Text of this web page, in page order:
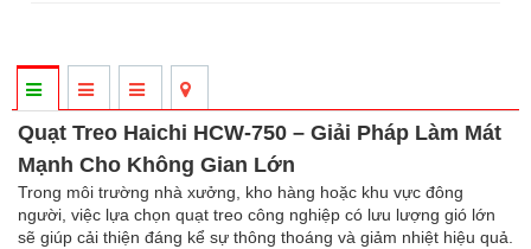
Quạt Treo Haichi HCW-750 – Giải Pháp Làm Mát
Mạnh Cho Không Gian Lớn
Trong môi trường nhà xưởng, kho hàng hoặc khu vực đông
người, việc lựa chọn quạt treo công nghiệp có lưu lượng gió lớn
sẽ giúp cải thiện đáng kể sự thông thoáng và giảm nhiệt hiệu quả.